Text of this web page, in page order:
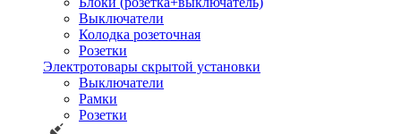
Выключатели
Колодка розеточная
Розетки
Электротовары скрытой установки
Выключатели
Рамки
Розетки